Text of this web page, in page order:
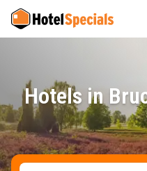
Hotels in